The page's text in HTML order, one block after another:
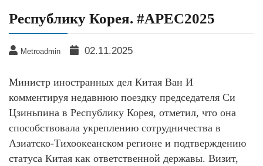
Республику Корея. #APEC2025
Metroadmin 02.11.2025
Министр иностранных дел Китая Ван И
комментируя недавнюю поездку председателя Си
Цзиньпина в Республику Корея, отметил, что она
способствовала укреплению сотрудничества в
Азиатско-Тихоокеанском регионе и подтверждению
статуса Китая как ответственной державы. Визит,